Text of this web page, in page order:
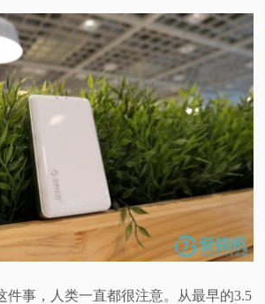
件事，人类一直都很注意。从最早的3.5